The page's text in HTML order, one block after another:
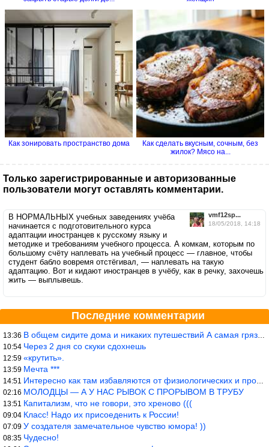
Как зонировать пространство дома
Как сделать вкусным, сочным, без
жилок? Мясо на...
Только зарегистрированные и авторизованные
пользователи могут оставлять комментарии.
vmf12sp...
18/05/2018, 14:18
В НОРМАЛЬНЫХ учебных заведениях учёба
начинается с подготовительного курса
адаптации иностранцев к русскому языку и
методике и требованиям учебного процесса. А комкам, которым по
большому счёту наплевать на учебный процесс — главное, чтобы
студент бабло вовремя отстёгивал, — наплевать на такую
адаптацию. Вот и кидают иностранцев в учёбу, как в речку, захочешь
жить — выплывешь.
Последние комментарии
13:36 В общем сидите дома и никаких путешествий А самая грязная в от
10:54 Через 2 дня со скуки сдохнешь
12:59 «крутить».
13:59 Мечта ***
14:51 Интересно как там избавляются от физиологических и прочих отходо
02:16 МОЛОДЦЫ — А У НАС РЫВОК С ПРОРЫВОМ В ТРУБУ
13:51 Капитализм, что не говори, это хреново (((
09:04 Класс! Надо их присоеденить к России!
07:09 У создателя замечательное чувство юмора! ))
08:35 Чудесно!